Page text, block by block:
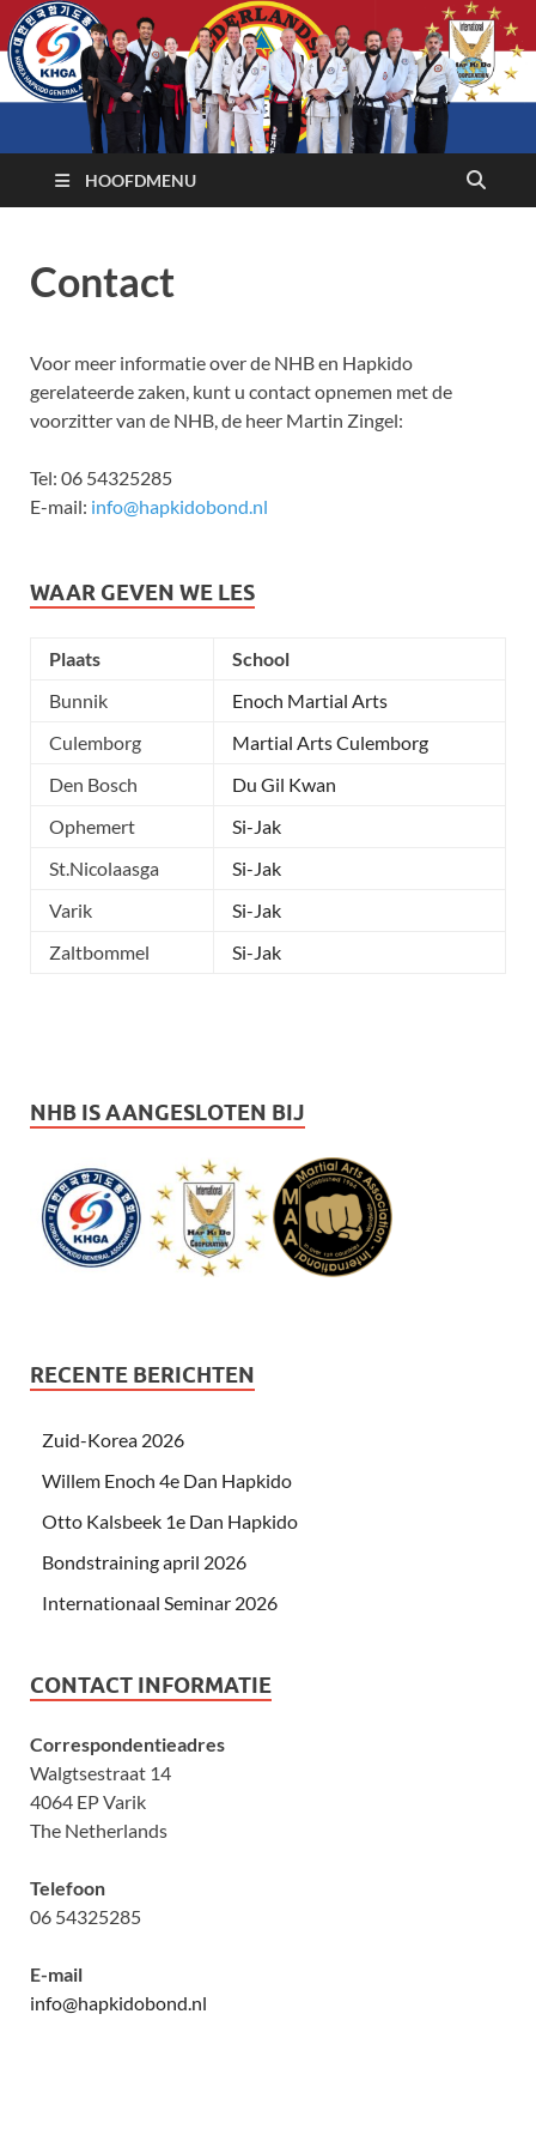
HOOFDMENU
Contact
Voor meer informatie over de NHB en Hapkido
gerelateerde zaken, kunt u contact opnemen met de
voorzitter van de NHB, de heer Martin Zingel:
Tel: 06 54325285
E-mail: info@hapkidobond.nl
WAAR GEVEN WE LES
Plaats
School
Bunnik
Enoch Martial Arts
Culemborg
Martial Arts Culemborg
Den Bosch
Du Gil Kwan
Ophemert
Si-Jak
St.Nicolaasga
Si-Jak
Varik
Si-Jak
Zaltbommel
Si-Jak
NHB IS AANGESLOTEN BIJ
RECENTE BERICHTEN
Zuid-Korea 2026
Willem Enoch 4e Dan Hapkido
Otto Kalsbeek 1e Dan Hapkido
Bondstraining april 2026
Internationaal Seminar 2026
CONTACT INFORMATIE
Correspondentieadres
Walgtsestraat 14
4064 EP Varik
The Netherlands
Telefoon
06 54325285
E-mail
info@hapkidobond.nl